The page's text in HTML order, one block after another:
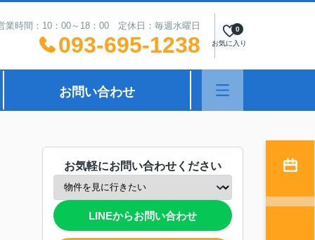
業時間：10：00～18：00 定休日：毎週水曜日
093-695-1238 お気に入り
0
お問い合わせ
お気軽にお問い合わせください
LINEからお問い合わせ